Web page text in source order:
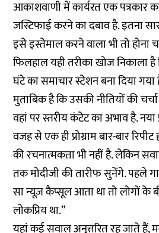
आकाशवाणी में कार्यरत एक पत्रकार
जस्टिफाई करने का दबाव है. इतना
इसे इस्तेमाल करने वाला भी तो होना
फिलहाल यही तरीका खोज निकाला
घंटे का समाचार स्टेशन बना दिया
मुताबिक है कि उसकी नीतियों की
वहां पर स्तरीय कंटेट का अभाव है. नया
वजह से एक ही प्रोग्राम बार-बार
की रचनात्मकता भी नहीं है. लेकिन
तक मोदीजी की तारीफ सुनेंगे. पहले
सा न्यूज़ कैप्सूल आता था तो लोगों के
लोकप्रिय था.”
यहां कई सवाल अनुत्तरित रह जाते